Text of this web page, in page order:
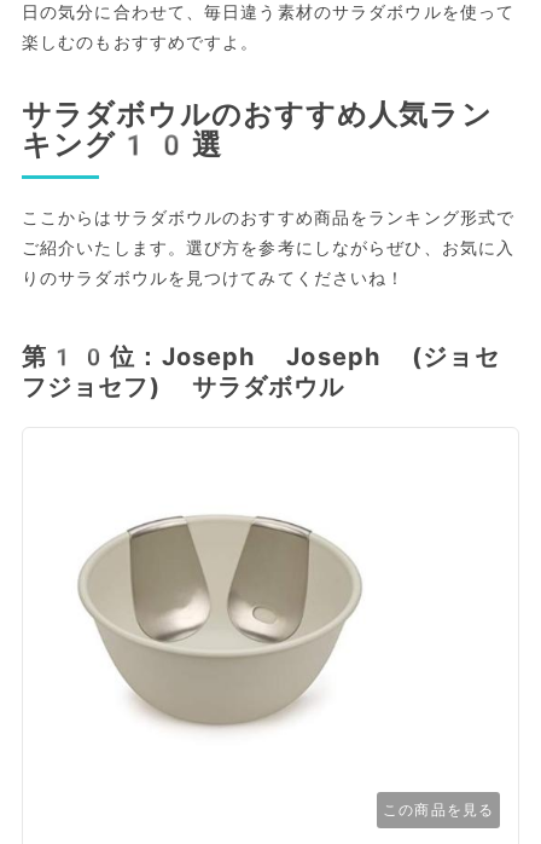
日の気分に合わせて、毎日違う素材のサラダボウルを使って
楽しむのもおすすめですよ。
サラダボウルのおすすめ人気ラン
キング10選
ここからはサラダボウルのおすすめ商品をランキング形式で
ご紹介いたします。選び方を参考にしながらぜひ、お気に入
りのサラダボウルを見つけてみてくださいね！
第10位：Joseph Joseph (ジョセ
フジョセフ) サラダボウル
この商品を見る